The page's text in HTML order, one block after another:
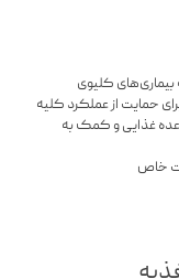
بیماری‌های کلیوی
حمایت از عملکرد کلیه
غذایی و کمک به
خاص